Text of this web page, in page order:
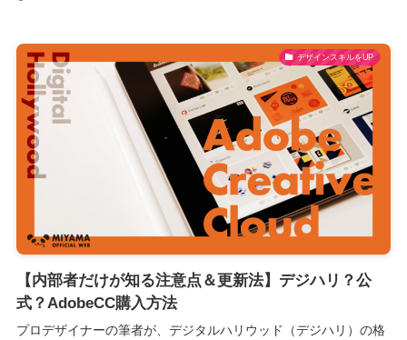
デザインスキルをUP
【内部者だけが知る注意点＆更新法】デジハリ？公
式？AdobeCC購入方法
プロデザイナーの筆者が、デジタルハリウッド（デジハリ）の格